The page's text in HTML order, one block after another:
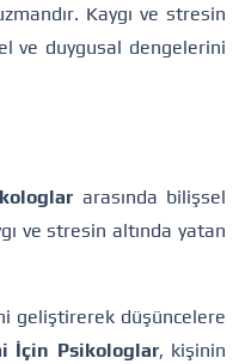
Kaygı ve stresin
ve duygusal dengelerini
arasında bilişsel
ve stresin altında yatan
geliştirerek düşüncelere
İçin Psikologlar, kişinin